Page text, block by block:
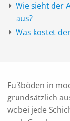
Wie sieht der
aus?
Was kostet
Fußböden in
grundsätzlich
wobei jede